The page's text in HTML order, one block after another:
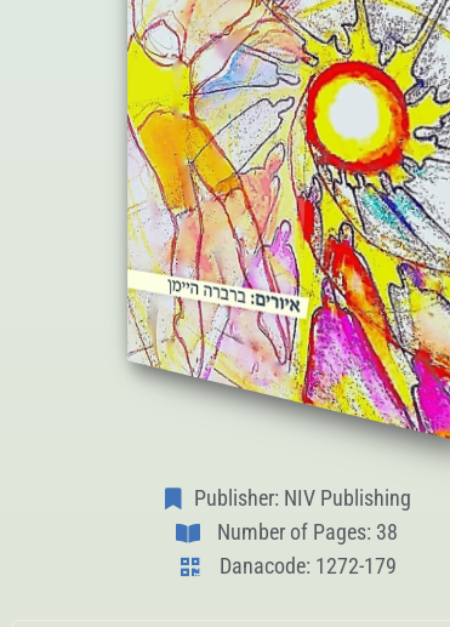
Publisher: NIV Publishing
Number of Pages: 38
Danacode: 1272-179